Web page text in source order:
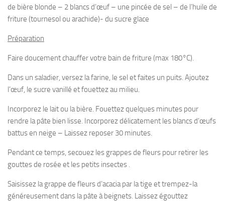
de bière blonde – 2 blancs d’œuf – une pincée de sel – de l’huile de
friture (tournesol ou arachide)- du sucre glace
Préparation
Faire doucement chauffer votre bain de friture (max 180°C).
Dans un saladier, versez la farine, le sel et faites un puits. Ajoutez
l’œuf, le sucre vanillé et fouettez au milieu.
Incorporez le lait ou la bière. Fouettez quelques minutes pour
rendre la pâte bien lisse. Incorporez délicatement les blancs d’œufs
battus en neige – Laissez reposer 30 minutes.
Pendant ce temps, secouez les grappes de fleurs pour retirer les
gouttes de rosée et les petits insectes .
Saisissez la grappe de fleurs d’acacia par la tige et trempez-la
généreusement dans la pâte à beignets. Laissez égouttez